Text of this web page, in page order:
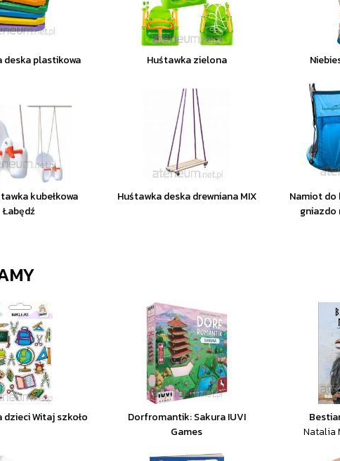
deska plastikowa Huśtawka zielona
kubełkowa
Łabędź
Huśtawka deska drewniana MIX
Namiot do
dzieci Witaj szkoło
Dorfromantik: Sakura IUVI
Games
Natalia